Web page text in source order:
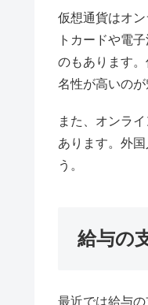
仮想通貨はオ
トカードや電
のもあります
名性が高いのが
また、オンラ
あります。外
う。
給与の
最近では給与